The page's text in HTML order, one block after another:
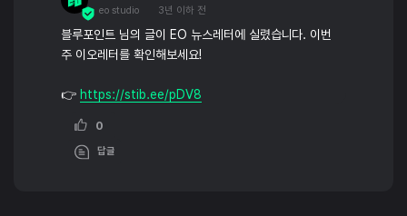
eo studio 3년 이하 전
블루포인트 님의 글이 EO 뉴스레터에 실렸습니다. 이번
주 이오레터를 확인해보세요!
👉 https://stib.ee/pDV8
0
답글